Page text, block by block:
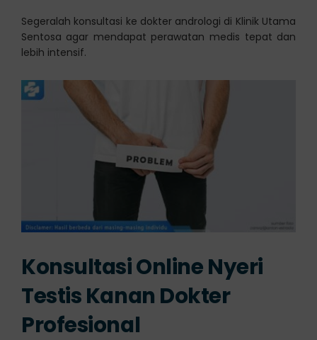
Segeralah konsultasi ke dokter andrologi di Klinik Utama
Sentosa agar mendapat perawatan medis tepat dan
lebih intensif.
Konsultasi Online Nyeri
Testis Kanan Dokter
Profesional